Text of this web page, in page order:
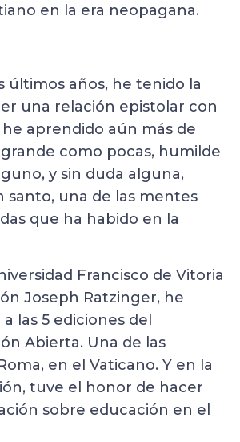
en la era neopagana.
últimos años, he tenido la
una relación epistolar con
aprendido aún más de
como pocas, humilde
y sin duda alguna,
santo, una de las mentes
que ha habido en la
Francisco de Vitoria
Joseph Ratzinger, he
las 5 ediciones del
Abierta. Una de las
en el Vaticano. Y en la
tuve el honor de hacer
sobre educación en el